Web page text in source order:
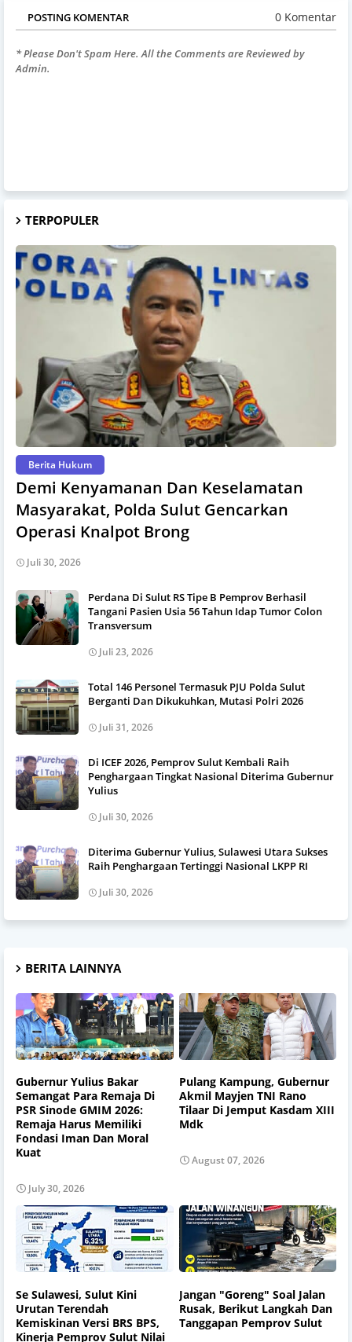
POSTING KOMENTAR 0 Komentar
* Please Don't Spam Here. All the Comments are Reviewed by
Admin.
TERPOPULER
Berita Hukum
Demi Kenyamanan Dan Keselamatan
Masyarakat, Polda Sulut Gencarkan
Operasi Knalpot Brong
Juli 30, 2026
Perdana Di Sulut RS Tipe B Pemprov Berhasil
Tangani Pasien Usia 56 Tahun Idap Tumor Colon
Transversum
Juli 23, 2026
Total 146 Personel Termasuk PJU Polda Sulut
Berganti Dan Dikukuhkan, Mutasi Polri 2026
Juli 31, 2026
Di ICEF 2026, Pemprov Sulut Kembali Raih
Penghargaan Tingkat Nasional Diterima Gubernur
Yulius
Juli 30, 2026
Diterima Gubernur Yulius, Sulawesi Utara Sukses
Raih Penghargaan Tertinggi Nasional LKPP RI
Juli 30, 2026
BERITA LAINNYA
Gubernur Yulius Bakar
Semangat Para Remaja Di
PSR Sinode GMIM 2026:
Remaja Harus Memiliki
Fondasi Iman Dan Moral
Kuat
July 30, 2026
Pulang Kampung, Gubernur
Akmil Mayjen TNI Rano
Tilaar Di Jemput Kasdam XIII
Mdk
August 07, 2026
Se Sulawesi, Sulut Kini
Urutan Terendah
Kemiskinan Versi BRS BPS,
Kinerja Pemprov Sulut Nilai
Jangan "Goreng" Soal Jalan
Rusak, Berikut Langkah Dan
Tanggapan Pemprov Sulut